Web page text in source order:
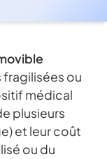
ou
médical
plusieurs
et leur coût
ou du